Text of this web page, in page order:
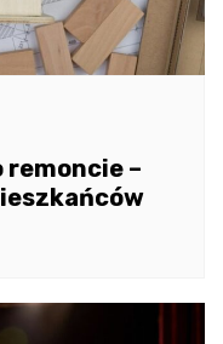
remoncie –